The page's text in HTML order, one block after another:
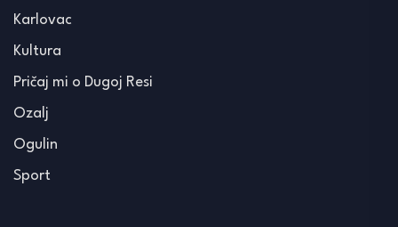
Karlovac
Kultura
Pričaj mi o Dugoj Resi
Ozalj
Ogulin
Sport